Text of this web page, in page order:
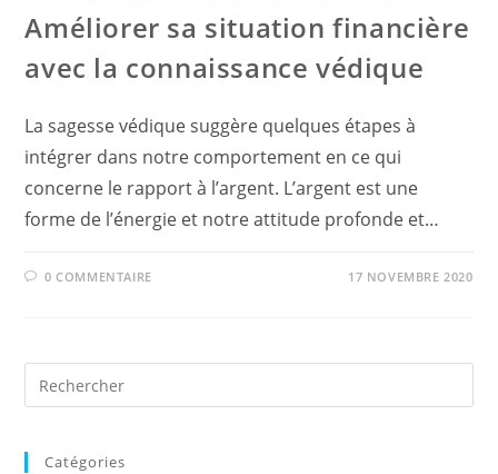
Améliorer sa situation financière
avec la connaissance védique
La sagesse védique suggère quelques étapes à
intégrer dans notre comportement en ce qui
concerne le rapport à l’argent. L’argent est une
forme de l’énergie et notre attitude profonde et…
0 COMMENTAIRE 17 NOVEMBRE 2020
Rechercher
sur
siteCatégories